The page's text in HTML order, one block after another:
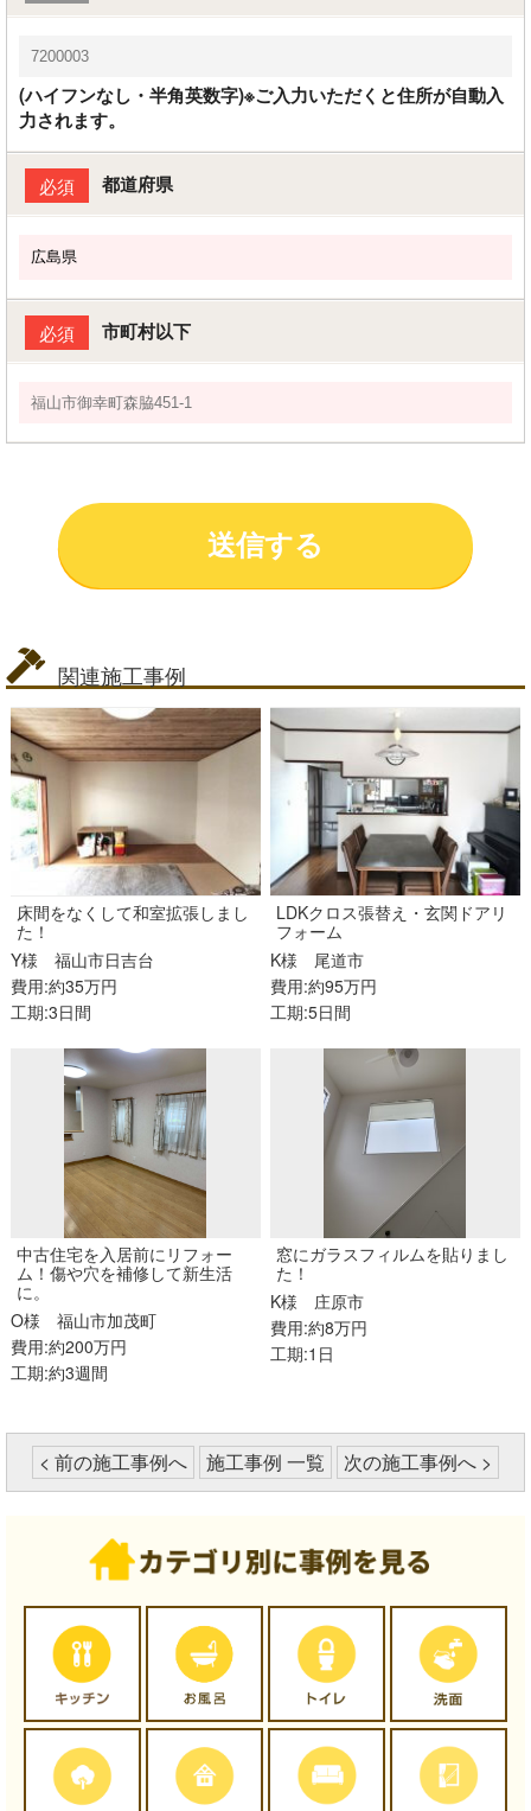
(ハイフンなし・半角英数字)※ご入力いただくと住所が自動入
力されます。
必須 都道府県
必須 市町村以下
関連施工事例
床間をなくして和室拡張しまし
た！
Y様福山市日吉台
費用:約35万円
工期:3日間
LDKクロス張替え・玄関ドアリ
フォーム
K様 尾道市
費用:約95万円
工期:5日間
中古住宅を入居前にリフォー
ム！傷や穴を補修して新生活
に。
O様福山市加茂町
費用:約200万円
工期:約3週間
窓にガラスフィルムを貼りまし
た！
K様 庄原市
費用:約8万円
工期:1日
< 前の施工事例へ 施工事例 一覧 次の施工事例へ >